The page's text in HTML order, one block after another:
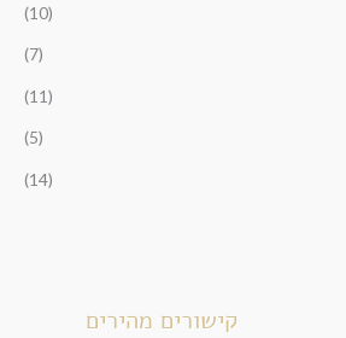
(10)
(7)
(11)
(5)
(14)
קישורים מהירים